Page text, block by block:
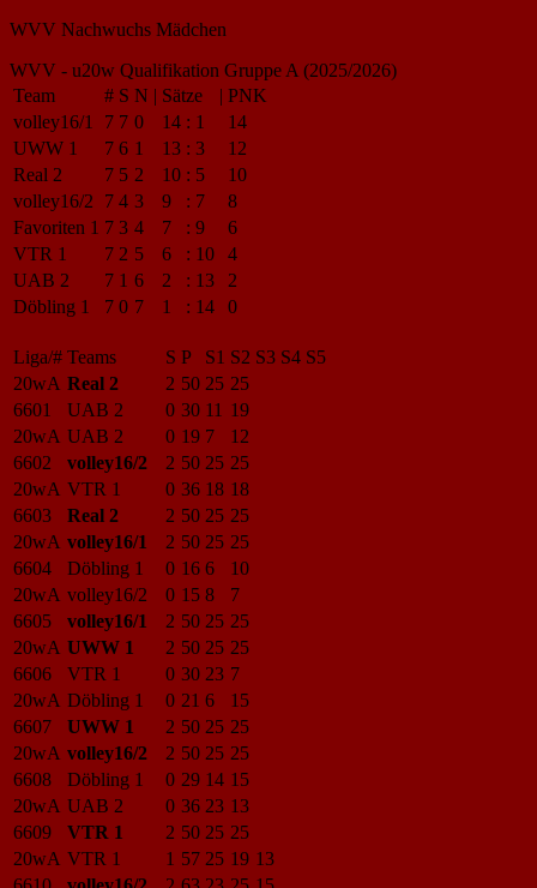
WVV Nachwuchs Mädchen
WVV - u20w Qualifikation Gruppe A (2025/2026)
Team
# S N | Sätze | PNK
volley16/1
7 7 0 14 : 1
14
UWW 1
7 6 1 13 : 3
12
Real 2
7 5 2 10 : 5
10
volley16/2
7 4 3 9 : 7
8
Favoriten 1 7 3 4 7 : 9
6
VTR 1
7 2 5 6 : 10
4
UAB 2
7 1 6 2 : 13
2
Döbling 1
7 0 7 1 : 14 0
Liga/# Teams S P S1 S2 S3 S4 S5
20wA Real 2 2 50 25 25
6601
UAB 2 0 30 11 19
20wA UAB 2 0 19 7
12
6602
volley16/2 2 50 25 25
20wA VTR 1 0 36 18 18
6603
Real 2 2 50 25 25
20wA volley16/1 2 50 25 25
6604
Döbling 1 0 16 6
10
20wA volley16/2 0 15 8
7
6605
volley16/1 2 50 25 25
20wA UWW 1 2 50 25 25
6606
VTR 1 0 30 23 7
20wA Döbling 1 0 21 6
15
6607
UWW 1 2 50 25 25
20wA volley16/2 2 50 25 25
6608
Döbling 1 0 29 14 15
20wA UAB 2 0 36 23 13
6609
VTR 1 2 50 25 25
20wA VTR 1 1 57 25 19 13